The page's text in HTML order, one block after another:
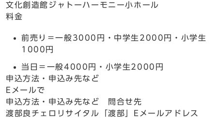
文化創造館ジャトーハーモニー小ホール
料金
前売り＝一般3000円・中学生2000円・小学生
1000円
当日＝一般4000円・小学生2000円
申込方法・申込み先など
Eメールで
申込方法・申込み先など 問合せ先
渡部良チェロリサイタル「渡部」Eメールアドレス